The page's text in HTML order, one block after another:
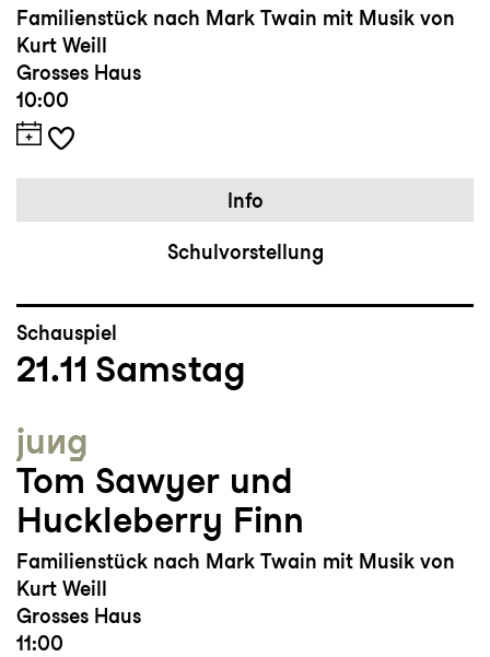
Familienstück nach Mark Twain mit Musik von
Kurt Weill
Grosses Haus
10:00
Info
Schulvorstellung
Schauspiel
21.11 Samstag
jung
Tom Sawyer und
Huckleberry Finn
Familienstück nach Mark Twain mit Musik von
Kurt Weill
Grosses Haus
11:00